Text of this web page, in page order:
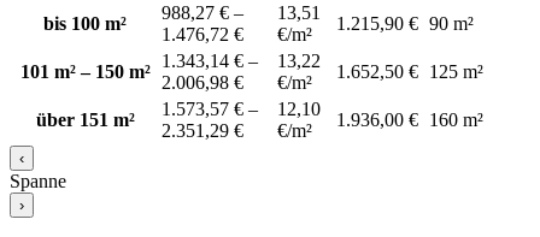
bis 100 m²
988,27 € –
1.476,72 €
13,51
€/m²
1.215,90 € 90 m²
101 m² – 150 m²
1.343,14 € –
2.006,98 €
13,22
€/m²
1.652,50 € 125 m²
über 151 m²
1.573,57 € –
2.351,29 €
12,10
€/m²
1.936,00 € 160 m²
‹
Spanne
›